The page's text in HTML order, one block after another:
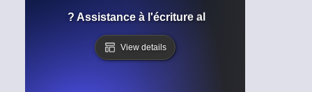
? Assistance à l'écriture alimentée par l'IA
View details